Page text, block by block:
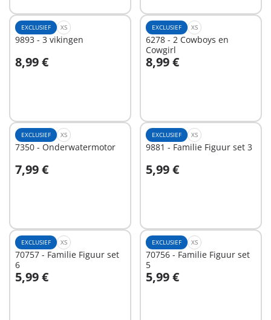
EXCLUSIEF XS
9893 - 3 vikingen
8,99 €
In winkelwagen
EXCLUSIEF XS
6278 - 2 Cowboys en
Cowgirl
8,99 €
In winkelwagen
EXCLUSIEF XS
7350 - Onderwatermotor
7,99 €
In winkelwagen
EXCLUSIEF XS
9881 - Familie Figuur set 3
5,99 €
In winkelwagen
EXCLUSIEF XS
70757 - Familie Figuur set
6
5,99 €
In winkelwagen
EXCLUSIEF XS
70756 - Familie Figuur set
5
5,99 €
In winkelwagen